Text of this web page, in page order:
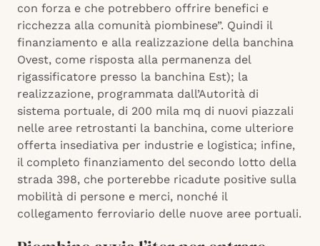
con forza e che potrebbero offrire benefici e
ricchezza alla comunità piombinese”. Quindi il
finanziamento e alla realizzazione della banchina
Ovest, come risposta alla permanenza del
rigassificatore presso la banchina Est); la
realizzazione, programmata dall’Autorità di
sistema portuale, di 200 mila mq di nuovi piazzali
nelle aree retrostanti la banchina, come ulteriore
offerta insediativa per industrie e logistica; infine,
il completo finanziamento del secondo lotto della
strada 398, che porterebbe ricadute positive sulla
mobilità di persone e merci, nonché il
collegamento ferroviario delle nuove aree portuali.